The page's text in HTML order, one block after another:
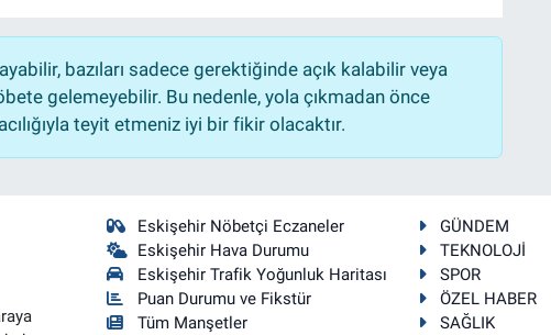
bazıları sadece gerektiğinde açık kalabilir veya
gelemeyebilir. Bu nedenle, yola çıkmadan önce
teyit etmeniz iyi bir fikir olacaktır.
Eskişehir Nöbetçi Eczaneler
Eskişehir Hava Durumu
Eskişehir Trafik Yoğunluk Haritası
Puan Durumu ve Fikstür
Tüm Manşetler
GÜNDEM
TEKNOLOJİ
SPOR
ÖZEL HABER
SAĞLIK